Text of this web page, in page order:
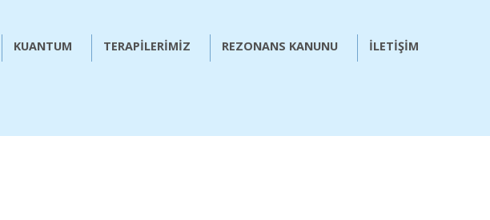
KUANTUM TERAPİLERİMİZ REZONANS KANUNU İLETİŞİM